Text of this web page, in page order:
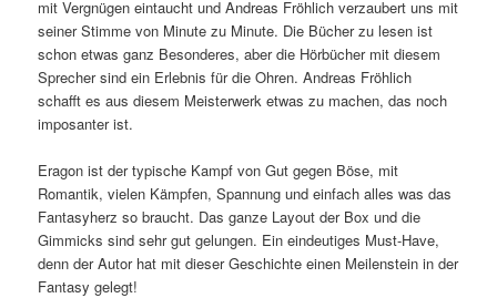
mit Vergnügen eintaucht und Andreas Fröhlich verzaubert uns mit
seiner Stimme von Minute zu Minute. Die Bücher zu lesen ist
schon etwas ganz Besonderes, aber die Hörbücher mit diesem
Sprecher sind ein Erlebnis für die Ohren. Andreas Fröhlich
schafft es aus diesem Meisterwerk etwas zu machen, das noch
imposanter ist.
Eragon ist der typische Kampf von Gut gegen Böse, mit
Romantik, vielen Kämpfen, Spannung und einfach alles was das
Fantasyherz so braucht. Das ganze Layout der Box und die
Gimmicks sind sehr gut gelungen. Ein eindeutiges Must-Have,
denn der Autor hat mit dieser Geschichte einen Meilenstein in der
Fantasy gelegt!